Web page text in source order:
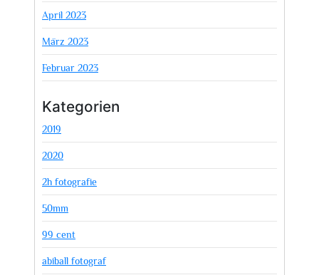
April 2023
März 2023
Februar 2023
Kategorien
2019
2020
2h fotografie
50mm
99 cent
abiball fotograf